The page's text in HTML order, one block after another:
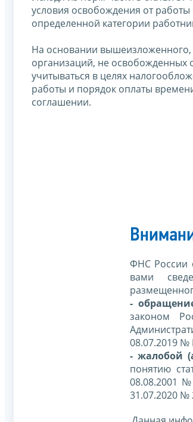
условия освобождения от
определенной категории
На основании
организаций, не освобожденных
учитываться в целях
работы и порядок оплаты
соглашении.
ФНС России
вами
-
законом
08.07.2019 №
- жалобой
понятию
08.08.2001
31.07.2020